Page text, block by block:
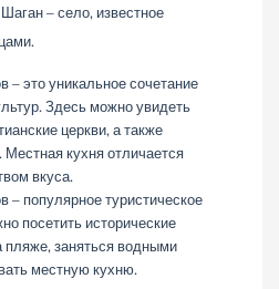
– село, известное
– это уникальное сочетание
Здесь можно увидеть
церкви, а также
кухня отличается
вкуса.
– популярное туристическое
посетить исторические
пляже, заняться водными
местную кухню.